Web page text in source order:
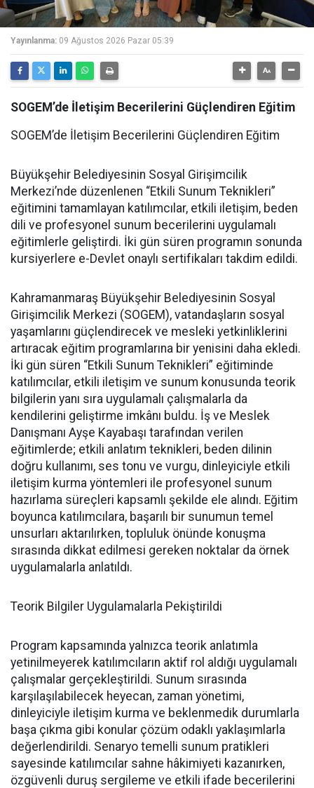
Yayınlanma: 09 Ağustos 2026 Pazar 05:39
SOGEM’de İletişim Becerilerini Güçlendiren Eğitim
SOGEM’de İletişim Becerilerini Güçlendiren Eğitim
Büyükşehir Belediyesinin Sosyal Girişimcilik
Merkezi’nde düzenlenen “Etkili Sunum Teknikleri”
eğitimini tamamlayan katılımcılar, etkili iletişim, beden
dili ve profesyonel sunum becerilerini uygulamalı
eğitimlerle geliştirdi. İki gün süren programın sonunda
kursiyerlere e-Devlet onaylı sertifikaları takdim edildi.
Kahramanmaraş Büyükşehir Belediyesinin Sosyal
Girişimcilik Merkezi (SOGEM), vatandaşların sosyal
yaşamlarını güçlendirecek ve mesleki yetkinliklerini
artıracak eğitim programlarına bir yenisini daha ekledi.
İki gün süren “Etkili Sunum Teknikleri” eğitiminde
katılımcılar, etkili iletişim ve sunum konusunda teorik
bilgilerin yanı sıra uygulamalı çalışmalarla da
kendilerini geliştirme imkânı buldu. İş ve Meslek
Danışmanı Ayşe Kayabaşı tarafından verilen
eğitimlerde; etkili anlatım teknikleri, beden dilinin
doğru kullanımı, ses tonu ve vurgu, dinleyiciyle etkili
iletişim kurma yöntemleri ile profesyonel sunum
hazırlama süreçleri kapsamlı şekilde ele alındı. Eğitim
boyunca katılımcılara, başarılı bir sunumun temel
unsurları aktarılırken, topluluk önünde konuşma
sırasında dikkat edilmesi gereken noktalar da örnek
uygulamalarla anlatıldı.
Teorik Bilgiler Uygulamalarla Pekiştirildi
Program kapsamında yalnızca teorik anlatımla
yetinilmeyerek katılımcıların aktif rol aldığı uygulamalı
çalışmalar gerçekleştirildi. Sunum sırasında
karşılaşılabilecek heyecan, zaman yönetimi,
dinleyiciyle iletişim kurma ve beklenmedik durumlarla
başa çıkma gibi konular çözüm odaklı yaklaşımlarla
değerlendirildi. Senaryo temelli sunum pratikleri
sayesinde katılımcılar sahne hâkimiyeti kazanırken,
özgüvenli duruş sergileme ve etkili ifade becerilerini